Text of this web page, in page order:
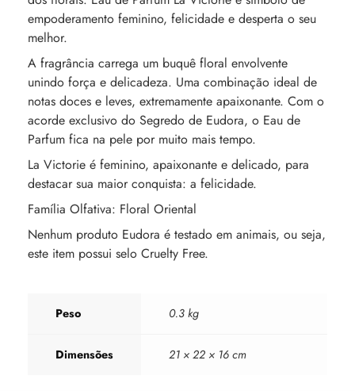
empoderamento feminino, felicidade e desperta o seu
melhor.
A fragrância carrega um buquê floral envolvente
unindo força e delicadeza. Uma combinação ideal de
notas doces e leves, extremamente apaixonante. Com o
acorde exclusivo do Segredo de Eudora, o Eau de
Parfum fica na pele por muito mais tempo.
La Victorie é feminino, apaixonante e delicado, para
destacar sua maior conquista: a felicidade.
Família Olfativa: Floral Oriental
Nenhum produto Eudora é testado em animais, ou seja,
este item possui selo Cruelty Free.
Peso 0.3 kg
Dimensões 21 × 22 × 16 cm